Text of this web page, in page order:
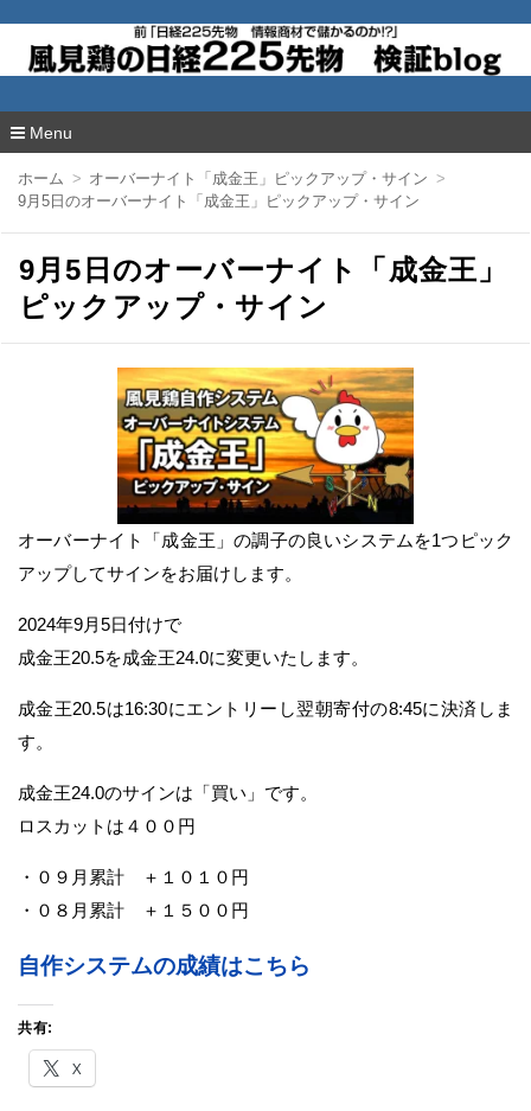
風見鶏の日経225先物 検証blog
Menu
ホーム
オーバーナイト「成金王」ピックアップ・サイン
9月5日のオーバーナイト「成金王」ピックアップ・サイン
9月5日のオーバーナイト「成金王」
ピックアップ・サイン
オーバーナイト「成金王」の調子の良いシステムを1つピック
アップしてサインをお届けします。
2024年9月5日付けで
成金王20.5を成金王24.0に変更いたします。
成金王20.5は16:30にエントリーし翌朝寄付の8:45に決済しま
す。
成金王24.0のサインは「買い」です。
ロスカットは４００円
・０９月累計 ＋１０１０円
・０８月累計 ＋１５００円
自作システムの成績はこちら
共有:
X